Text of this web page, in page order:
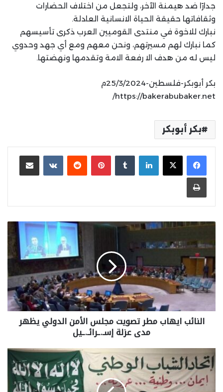
جدارًا ضد هيمنة الآخر، ولتجعل من اختلاف الحضارات
وثقافاتها حقيقة الحياة الانسانية العادلة.
نبارك للاخوة في منتدى القوميين العرب ذكرى تأسيسهم
كما نبارك لهم مسيرتهم، ونحن معهم ومع أي جهد وحدوي
ليس له من هدف الا رفعة الامة وتقدمها ونهضتها.
بكر أبوبكر-فلسطين-25/3/2024م
https://bakerabubaker.net/
بكر أبوبكر
لينكدإن بينتيريست مشاركة عبر البريد
طباعة
النائب ايهاب مطر تصويت مجلس الأمن الدولي يظهر
مدى عزلة إسـ.ـرائـ.ـيل